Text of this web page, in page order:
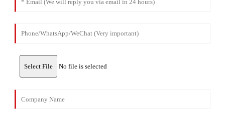
Select File No file is selected